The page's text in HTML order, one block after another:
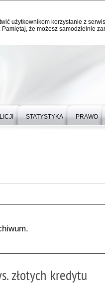
użytkownikom korzystanie z
że możesz samodzielnie
STATYSTYKA PRAWO
złotych kredytu